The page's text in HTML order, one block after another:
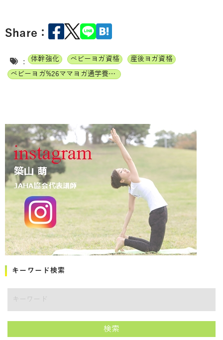
Share：
: 体幹強化 ベビーヨガ資格
産後ヨガ資格
ベビーヨガ%26ママヨガ通学養成講座
キーワード検索
検索